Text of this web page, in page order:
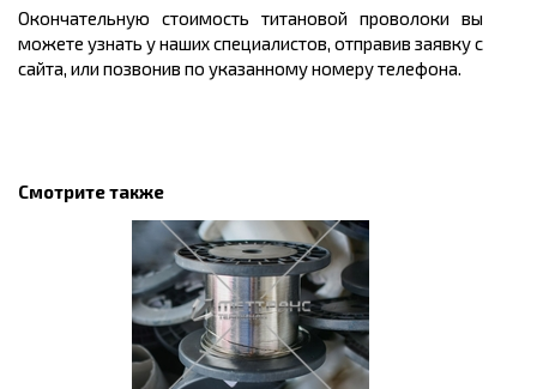
Окончательную стоимость титановой проволоки вы
можете узнать у наших специалистов, отправив заявку с
сайта, или позвонив по указанному номеру телефона.
Смотрите также